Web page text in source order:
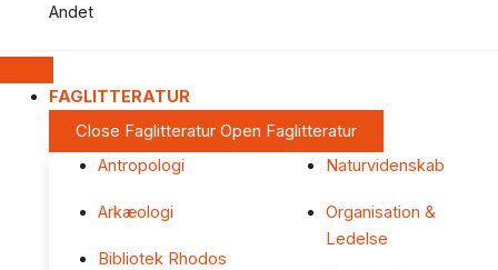
Andet
FAGLITTERATUR
Close Faglitteratur Open Faglitteratur
Antropologi
Arkæologi
Bibliotek Rhodos
Naturvidenskab
Organisation &
Ledelse